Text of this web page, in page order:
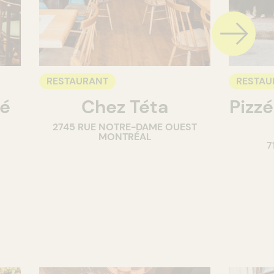
RESTAURANT
Chez Téta
2745 RUE NOTRE-DAME OUEST
MONTRÉAL